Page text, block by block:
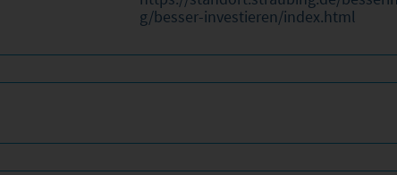
g/besser-investieren/index.html